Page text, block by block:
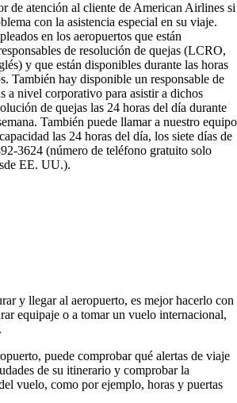
de atención al cliente de American Airlines si
con la asistencia especial en su viaje.
en los aeropuertos que están
de resolución de quejas (LCRO,
y que están disponibles durante las horas
También hay disponible un responsable de
a nivel corporativo para asistir a dichos
de quejas las 24 horas del día durante
También puede llamar a nuestro equipo
las 24 horas del día, los siete días de
3624 (número de teléfono gratuito solo
EE. UU.).
y llegar al aeropuerto, es mejor hacerlo con
equipaje o a tomar un vuelo internacional,
puede comprobar qué alertas de viaje
de su itinerario y comprobar la
vuelo, como por ejemplo, horas y puertas